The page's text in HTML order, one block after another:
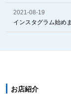
2021-08-19
インスタグラム始め
お店紹介